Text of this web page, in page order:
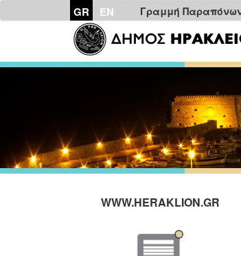
GR EN Γραμμή Παραπόνων
WWW.HERAKLION.GR